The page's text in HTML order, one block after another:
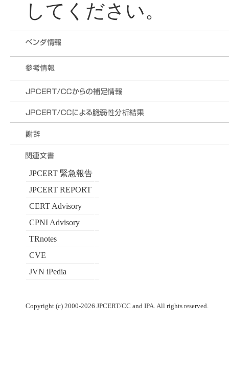
してください。
JPCERT 緊急報告
JPCERT REPORT
CERT Advisory
CPNI Advisory
TRnotes
CVE
JVN iPedia
Copyright (c) 2000-2026 JPCERT/CC and IPA. All rights reserved.